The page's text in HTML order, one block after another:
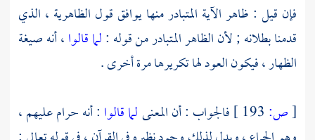
فإن قيل : ظاهر الآية المتبادر منها يوافق قول الظاهرية ، الذي
قدمنا بطلانه ; لأن الظاهر المتبادر من قوله :لما قالوا، أنه صيغة
الظهار ، فيكون العود لها تكريرها مرة أخرى .
[ص: فالجواب : أن المعنىلما قالوا : أنه حرام عليهم ،